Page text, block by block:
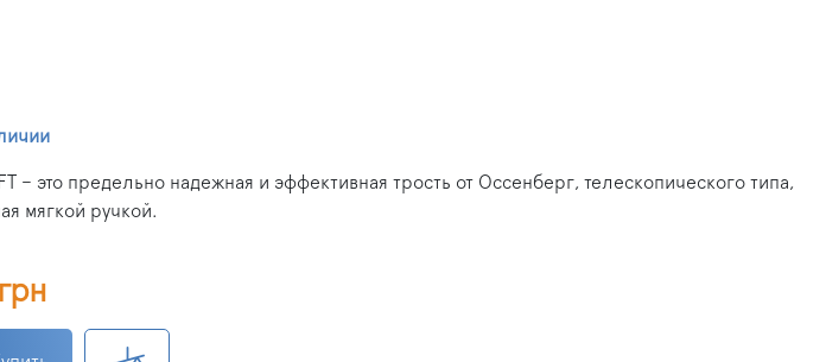
– это предельно надежная и эффективная трость от Оссенберг, телескопического типа,
мягкой ручкой.